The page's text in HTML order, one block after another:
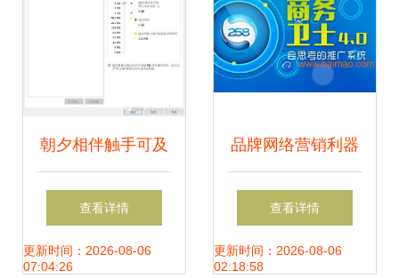
务实践
朝夕相伴触手可及
的虚拟网络技术
查看详情
更新时间：2026-08-06
07:04:26
品牌网络营销利器
国内口碑全网整合
营销自动推广软件
查看详情
更新时间：2026-08-06
02:18:58